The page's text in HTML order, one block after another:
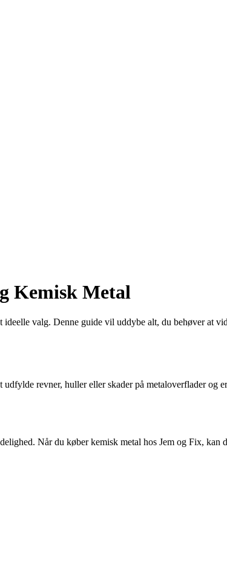
Kemisk Metal
valg. Denne guide vil uddybe alt, du behøver at
revner, huller eller skader på metaloverflader og
Når du køber kemisk metal hos Jem og Fix,